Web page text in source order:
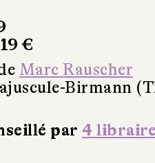
€
Marc Rauscher
Birmann
par 4